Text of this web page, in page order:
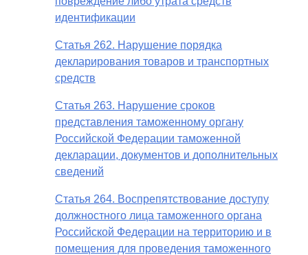
идентификации
Статья 262. Нарушение порядка
декларирования товаров и транспортных
средств
Статья 263. Нарушение сроков
представления таможенному органу
Российской Федерации таможенной
декларации, документов и дополнительных
сведений
Статья 264. Воспрепятствование доступу
должностного лица таможенного органа
Российской Федерации на территорию и в
помещения для проведения таможенного